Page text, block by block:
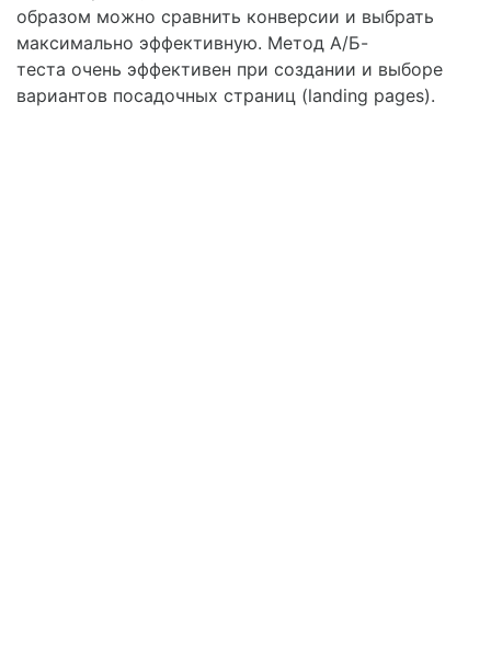
образом можно сравнить конверсии и выбрать
максимально эффективную. Метод A/Б-
теста очень эффективен при создании и выборе
вариантов посадочных страниц (landing pages).